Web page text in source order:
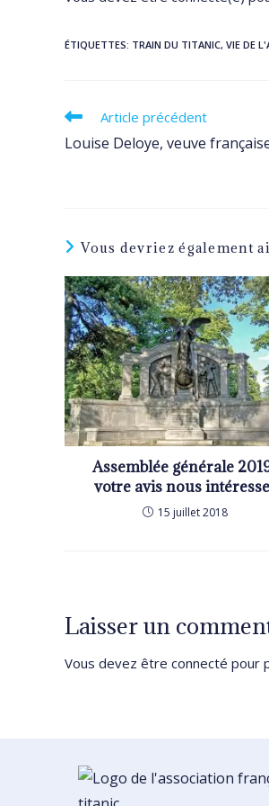
ÉTIQUETTES: TRAIN DU TITANIC, VIE DE
Read
articles
Article précédent
Louise Deloye, veuve
Vous devriez également
Assemblée générale
votre avis nous
15 juillet 2018
Laisser un
Vous devez être connecté pour